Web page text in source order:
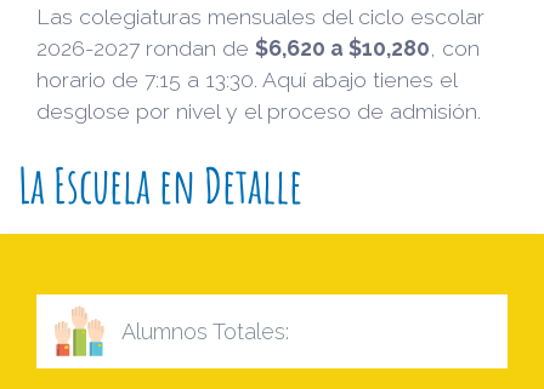
Las colegiaturas mensuales del ciclo escolar
2026-2027 rondan de $6,620 a $10,280 , con
horario de 7:15 a 13:30. Aquí abajo tienes el
desglose por nivel y el proceso de admisión.
La Escuela en Detalle
Alumnos Totales: